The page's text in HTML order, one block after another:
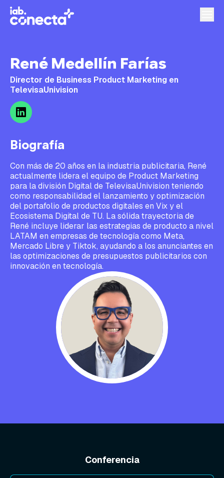
René Medellín Farías
Director de Business Product Marketing en
TelevisaUnivision
Biografía
Con más de 20 años en la industria publicitaria, René
actualmente lidera el equipo de Product Marketing
para la división Digital de TelevisaUnivision teniendo
como responsabilidad el lanzamiento y optimización
del portafolio de productos digitales en Vix y el
Ecosistema Digital de TU. La sólida trayectoria de
René incluye liderar las estrategias de producto a nivel
LATAM en empresas de tecnología como Meta,
Mercado Libre y Tiktok, ayudando a los anunciantes en
las optimizaciones de presupuestos publicitarios con
innovación en tecnología.
Conferencia